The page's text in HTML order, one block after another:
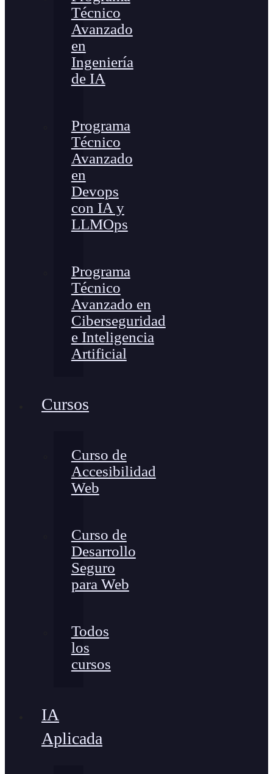
Técnico
Avanzado
en
Ingeniería
de IA
Programa
Técnico
Avanzado
en
Devops
con IA y
LLMOps
Programa
Técnico
Avanzado en
Ciberseguridad
e Inteligencia
Artificial
Cursos
Curso de
Accesibilidad
Web
Curso de
Desarrollo
Seguro
para Web
Todos
los
cursos
IA
Aplicada